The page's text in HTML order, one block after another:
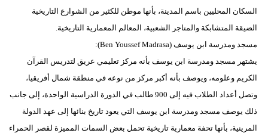
السكان المحليين باسم المدينة، بأنها موطن للكثير من الشوارع التاريخية
الضيقة المتشابكة والمتاجر الشعبية، المعالم المعمارية التاريخية.
مسجد ومدرسة ابن يوسف (Ben Youssef Madrasa):
يشتهر مسجد ومدرسة ابن يوسف بأنه مركز تعليمي عريق لتدريس القرآن
الكريم وعلومه، ويوصف بأنه أكبر مركز من نوعه في منطقة شمال أفريقيا،
وتصل أعداد الطلاب فيه إلى 900 طالب في الدورة الدراسية الواحدة، إلى جانب
ذلك يوصف مسجد ومدرسة ابن يوسف التي يعود تاريخ بنائها إلى عهد الدولة
المرينية، بأنها تحفة معمارية تاريخية تحمل بعض السمات المميزة لقصر الحمراء